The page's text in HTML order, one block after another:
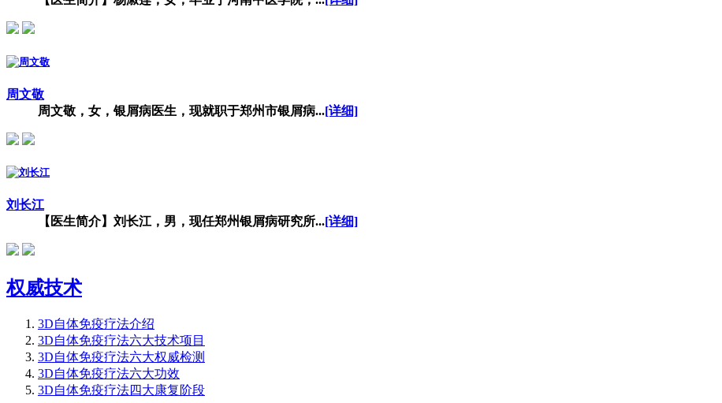
周文敬
周文敬，女，银屑病医生，现就职于郑州市银屑病...[详细]
刘长江
【医生简介】刘长江，男，现任郑州银屑病研究所...[详细]
权威技术
3D自体免疫疗法介绍
3D自体免疫疗法六大技术项目
3D自体免疫疗法六大权威检测
3D自体免疫疗法六大功效
3D自体免疫疗法四大康复阶段